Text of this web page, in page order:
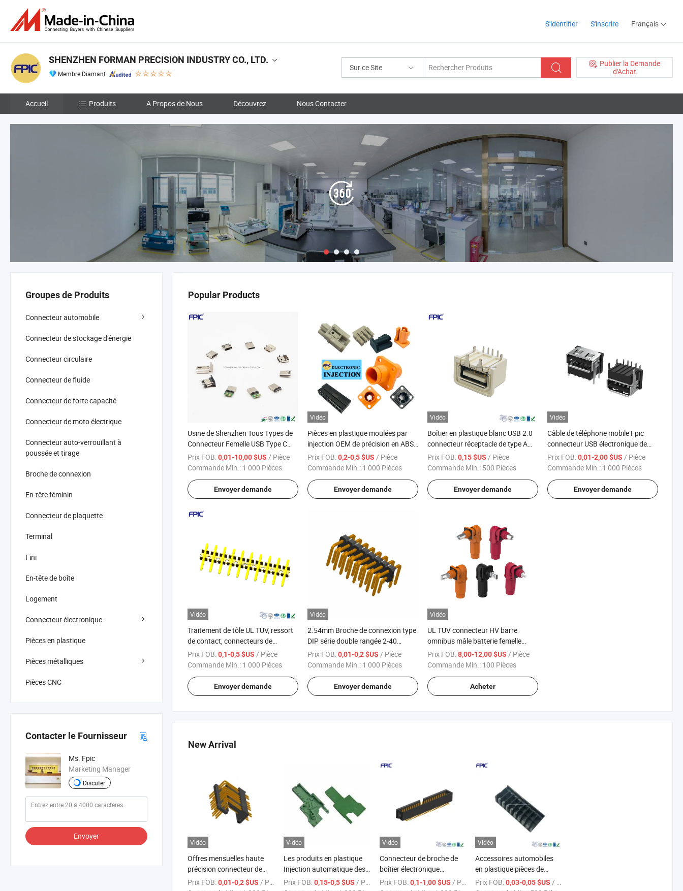
S'identifier S'inscrire Français
Sur ce Site
Publier la Demande
d'Achat
SHENZHEN FORMAN PRECISION INDUSTRY CO., LTD.
Membre Diamant
Accueil Produits A Propos de Nous Découvrez Nous Contacter
Popular Products
Usine de Shenzhen Tous Types de
Connecteur Femelle USB Type C
3.1 Prise de Charge Rapide
Prix FOB:0,01-10,00 $US / Pièce
Commande Min.: 1 000 Pièces
Envoyer demande
Vidéo
Pièces en plastique moulées par
injection OEM de précision en ABS
PBT LCP Nylon à prix abordable
PA66 GF30
Prix FOB:0,2-0,5 $US / Pièce
Commande Min.: 1 000 Pièces
Envoyer demande
Vidéo
Boîtier en plastique blanc USB 2.0
connecteur réceptacle de type A
conforme à la norme de
l'association USB-IF
Prix FOB:0,15 $US / Pièce
Commande Min.: 500 Pièces
Envoyer demande
Vidéo
Câble de téléphone mobile Fpic
connecteur USB électronique de
Shenzhen connecteur USB de
téléphone mobile
Prix FOB:0,01-2,00 $US / Pièce
Commande Min.: 1 000 Pièces
Envoyer demande
Vidéo
Traitement de tôle UL TUV, ressort
de contact, connecteurs de
broches électriques pour
automobile
Prix FOB:0,1-0,5 $US / Pièce
Commande Min.: 1 000 Pièces
Envoyer demande
Vidéo
2.54mm Broche de connexion type
DIP série double rangée 2-40
connecteur de broches
Prix FOB:0,01-0,2 $US / Pièce
Commande Min.: 1 000 Pièces
Envoyer demande
Vidéo
UL TUV connecteur HV barre
omnibus mâle batterie femelle
courant élevé Connecteurs de
stockage d'énergie
Prix FOB:8,00-12,00 $US / Pièce
Commande Min.: 100 Pièces
Acheter
New Arrival
Vidéo
Offres mensuelles haute
précision connecteur de
broche PCB personnalisé
Prix FOB:0,01-0,2 $US / Pièce
Vidéo
Les produits en plastique
Injection automatique des
pièces automobiles
Prix FOB:0,15-0,5 $US / Pièce
Vidéo
Connecteur de broche de
boîtier électronique
personnalisé
Prix FOB:0,1-1,00 $US / Pièce
Vidéo
Accessoires automobiles
en plastique pièces de
rechange personnalisées
Prix FOB:0,03-0,05 $US/ Pièce
Groupes de Produits
Connecteur automobile
Connecteur de stockage d'énergie
Connecteur circulaire
Connecteur de fluide
Connecteur de forte capacité
Connecteur de moto électrique
Connecteur auto-verrouillant à
poussée et tirage
Broche de connexion
En-tête féminin
Connecteur de plaquette
Terminal
Fini
En-tête de boîte
Logement
Connecteur électronique
Pièces en plastique
Pièces métalliques
Pièces CNC
Contacter le Fournisseur
Ms. Fpic
Marketing Manager
Discuter
Envoyer